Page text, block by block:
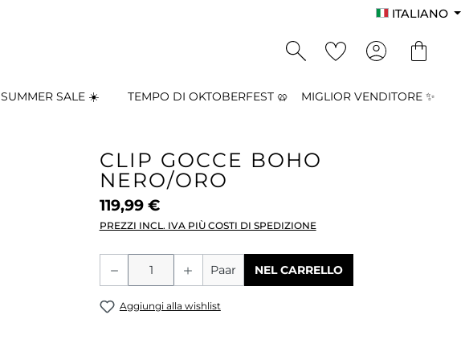
ITALIANO
SUMMER SALE ☀️ TEMPO DI OKTOBERFEST 🥨 MIGLIOR VENDITORE ✨
CLIP GOCCE BOHO
NERO/ORO
119,99 €
PREZZI INCL. IVA PIÙ COSTI DI SPEDIZIONE
Quantità del prodotto: inserisci la
Paar NEL CARRELLO
Aggiungi alla wishlist